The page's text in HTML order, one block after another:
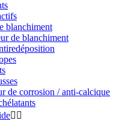
blanchiment
de blanchiment
de corrosion / anti-calcique
 